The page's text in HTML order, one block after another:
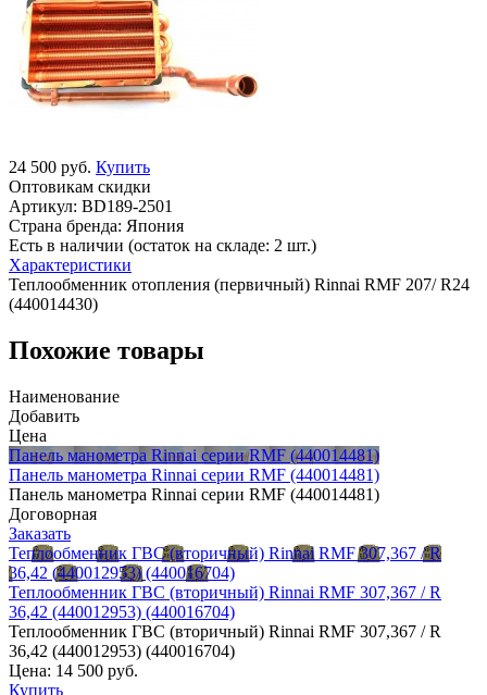
24 500 руб. Купить
Оптовикам скидки
Артикул: BD189-2501
Страна бренда: Япония
Есть в наличии (остаток на складе: 2 шт.)
Характеристики
Теплообменник отопления (первичный) Rinnai RMF 207/ R24
(440014430)
Похожие товары
Наименование
Добавить
Цена
Панель манометра Rinnai серии RMF (440014481)
Панель манометра Rinnai серии RMF (440014481)
Панель манометра Rinnai серии RMF (440014481)
Договорная
Заказать
Теплообменник ГВС (вторичный) Rinnai RMF 307,367 / R
36,42 (440012953) (440016704)
Теплообменник ГВС (вторичный) Rinnai RMF 307,367 / R
36,42 (440012953) (440016704)
Теплообменник ГВС (вторичный) Rinnai RMF 307,367 / R
36,42 (440012953) (440016704)
Цена: 14 500 руб.
Купить